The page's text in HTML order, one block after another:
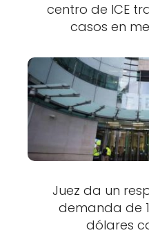
centro de ICE
casos en
Juez da un
demanda de
dólares